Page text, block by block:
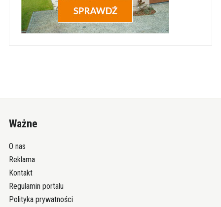
Ważne
O nas
Reklama
Kontakt
Regulamin portalu
Polityka prywatności